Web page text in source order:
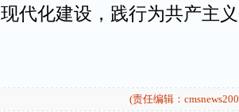
代化建设，践行为共产主
(责任编辑：